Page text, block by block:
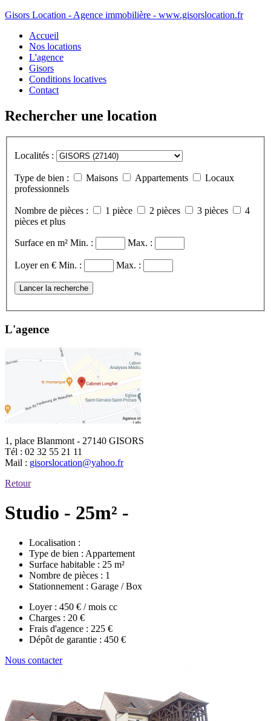
Gisors Location - Agence immobilière - www.gisorslocation.fr
Accueil
Nos locations
L'agence
Gisors
Conditions locatives
Contact
Rechercher une location
Localités :
Type de bien : Maisons Appartements
Locaux
professionnels
Nombre de pièces : 1 pièce 2 pièces 3 pièces
4
pièces et plus
Surface en m² Min. : Max. :
Loyer en € Min. : Max. :
Lancer la recherche
L'agence
1, place Blanmont - 27140 GISORS
Tél : 02 32 55 21 11
Mail : gisorslocation@yahoo.fr
Retour
Studio - 25m² -
Localisation :
Type de bien : Appartement
Surface habitable : 25 m²
Nombre de pièces : 1
Stationnement : Garage / Box
Loyer : 450 € / mois cc
Charges : 20 €
Frais d'agence : 225 €
Dépôt de garantie : 450 €
Nous contacter